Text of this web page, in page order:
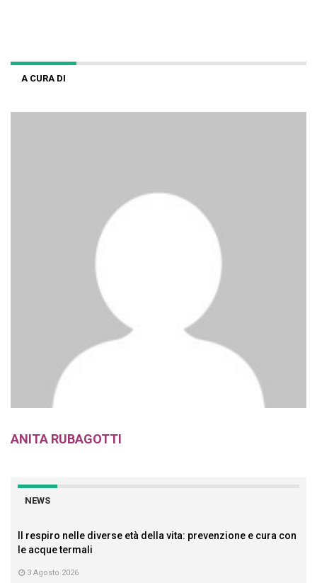
A CURA DI
ANITA RUBAGOTTI
NEWS
Il respiro nelle diverse età della vita: prevenzione e cura con
le acque termali
3 Agosto 2026